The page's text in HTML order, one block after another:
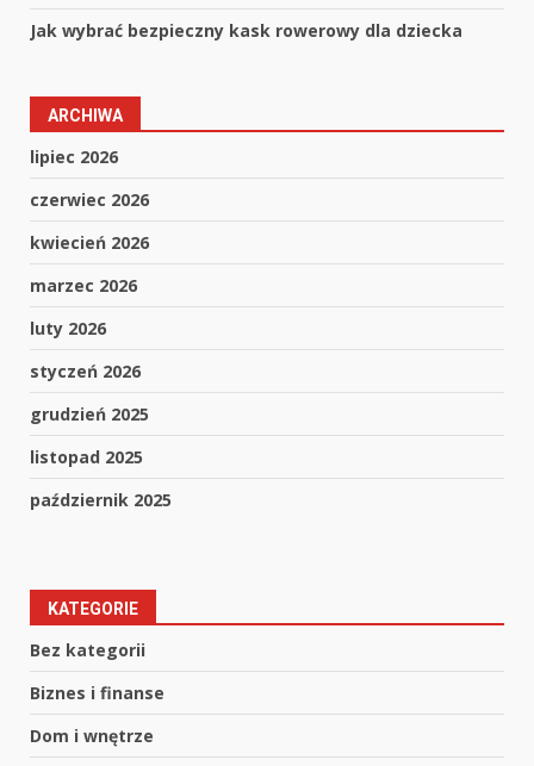
Jak wybrać bezpieczny kask rowerowy dla dziecka
ARCHIWA
lipiec 2026
czerwiec 2026
kwiecień 2026
marzec 2026
luty 2026
styczeń 2026
grudzień 2025
listopad 2025
październik 2025
KATEGORIE
Bez kategorii
Biznes i finanse
Dom i wnętrze